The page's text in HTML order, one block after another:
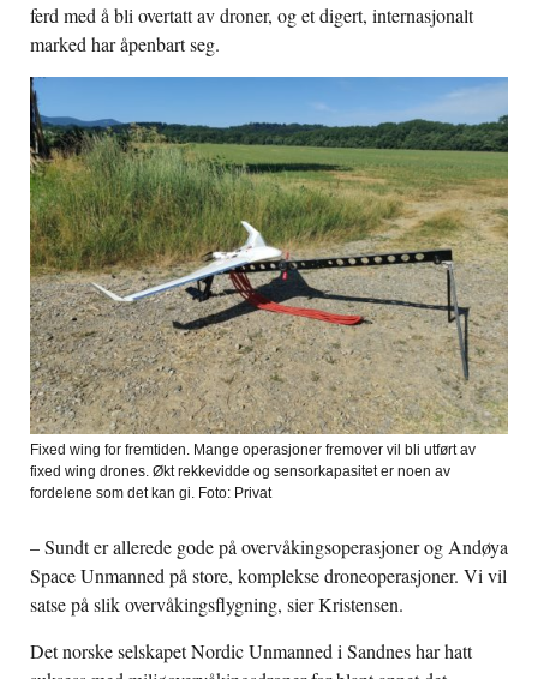
ferd med å bli overtatt av droner, og et digert, internasjonalt
marked har åpenbart seg.
Fixed wing for fremtiden. Mange operasjoner fremover vil bli utført av
fixed wing drones. Økt rekkevidde og sensorkapasitet er noen av
fordelene som det kan gi. Foto: Privat
– Sundt er allerede gode på overvåkingsoperasjoner og Andøya
Space Unmanned på store, komplekse droneoperasjoner. Vi vil
satse på slik overvåkingsflygning, sier Kristensen.
Det norske selskapet Nordic Unmanned i Sandnes har hatt